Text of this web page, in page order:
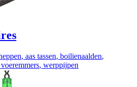
, aas tassen, boilienaalden,
voeremmers, werppijpen